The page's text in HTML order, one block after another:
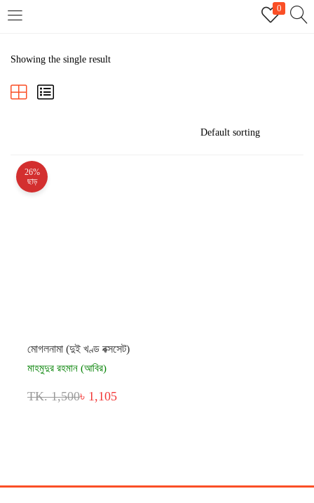
0
REGISTER
Showing the single result
26%
ছাড়
মোগলনামা (দুই খণ্ড বক্সসেট)
মাহমুদুর রহমান (আবির)
TK. 1,500৳ 1,105